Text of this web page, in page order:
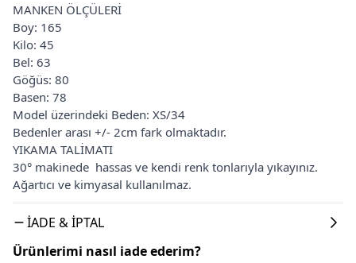
MANKEN ÖLÇÜLERİ
Boy: 165
Kilo: 45
Bel: 63
Göğüs: 80
Basen: 78
Model üzerindeki Beden: XS/34
Bedenler arası +/- 2cm fark olmaktadır.
YIKAMA TALİMATI
30° makinede hassas ve kendi renk tonlarıyla yıkayınız.
Ağartıcı ve kimyasal kullanılmaz.
İADE & İPTAL
Ürünlerimi nasıl iade ederim?